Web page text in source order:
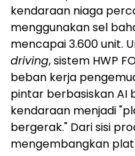
kendaraan niaga
menggunakan sel
mencapai 3.600 unit.
driving, sistem HWP
beban kerja
pintar berbasiskan AI
kendaraan menjadi
bergerak." Dari sisi
mengembangkan